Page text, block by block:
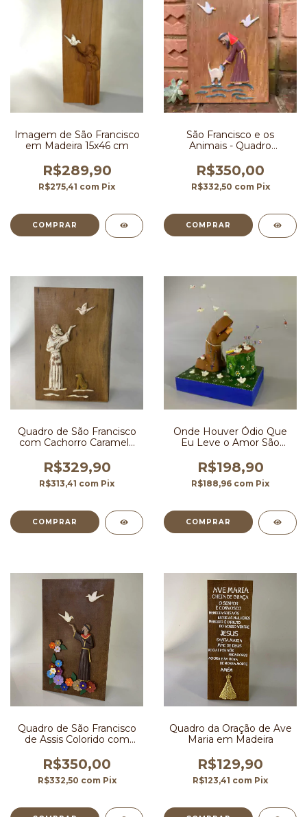
Imagem de São Francisco
em Madeira 15x46 cm
R$289,90
R$275,41 com Pix
São Francisco e os
Animais - Quadro
ENCOMENDA
R$350,00
R$332,50 com Pix
Quadro de São Francisco
com Cachorro Caramelo
R$329,90
R$313,41 com Pix
Onde Houver Ódio Que
Eu Leve o Amor São
R$198,90
R$188,96 com Pix
Quadro de São Francisco
de Assis Colorido com
R$350,00
R$332,50 com Pix
Quadro da Oração de Ave
Maria em Madeira
R$129,90
R$123,41 com Pix